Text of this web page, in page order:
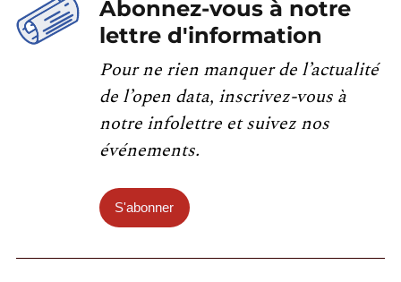
Abonnez-vous à notre
lettre d'information
Pour ne rien manquer de l’actualité
de l’open data, inscrivez-vous à
notre infolettre et suivez nos
événements.
S'abonner